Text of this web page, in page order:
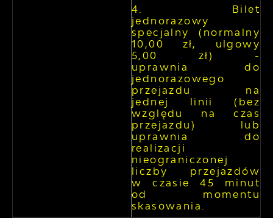
Bilet
jednorazowy
specjalny (normalny
10,00 zł, ulgowy
5,00 zł) -
uprawnia do
jednorazowego
przejazdu na
jednej linii (bez
względu na czas
przejazdu) lub
uprawnia do
realizacji
nieograniczonej
liczby przejazdów
w czasie 45 minut
od momentu
skasowania.